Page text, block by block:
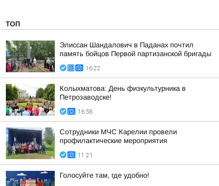
ТОП
Элиссан Шандалович в Паданах почтил
память бойцов Первой партизанской бригады
16:22
Колыхматова: День физкультурника в
Петрозаводске!
16:58
Сотрудники МЧС Карелии провели
профилактические мероприятия
11:21
Голосуйте там, где удобно!